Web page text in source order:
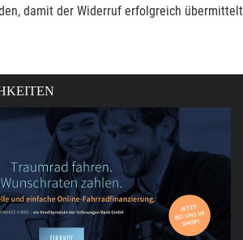
damit der Widerruf erfolgreich übermittelt